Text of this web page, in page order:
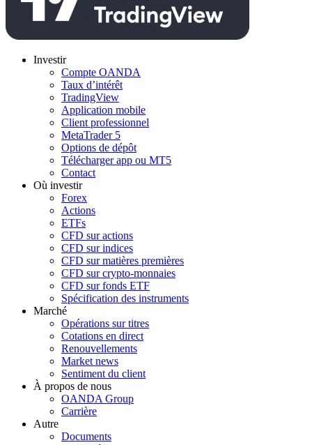
Investir
Compte OANDA
Taux d’intérêt
TradingView
Application mobile
Client professionnel
MetaTrader 5
Options de dépôt
Télécharger app ou MT5
Contact
Où investir
Forex
Actions
ETFs
CFD sur actions
CFD sur indices
CFD sur matières premières
CFD sur crypto-monnaies
CFD sur fonds ETF
Spécification des instruments
Marché
Opérations sur titres
Cotations en direct
Renouvellements
Market news
Sentiment du client
À propos de nous
OANDA Group
Carrière
Autre
Documents